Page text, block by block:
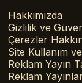
Hakkımızda
Gizlilik ve
Çerezler
Site Kullanım
Reklam Yayın
Reklam